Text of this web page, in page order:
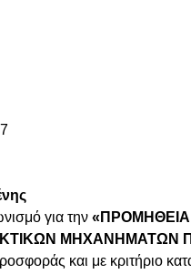
για την
ΜΗΧΑΝΗΜΑΤΩΝ
και με κριτήριο